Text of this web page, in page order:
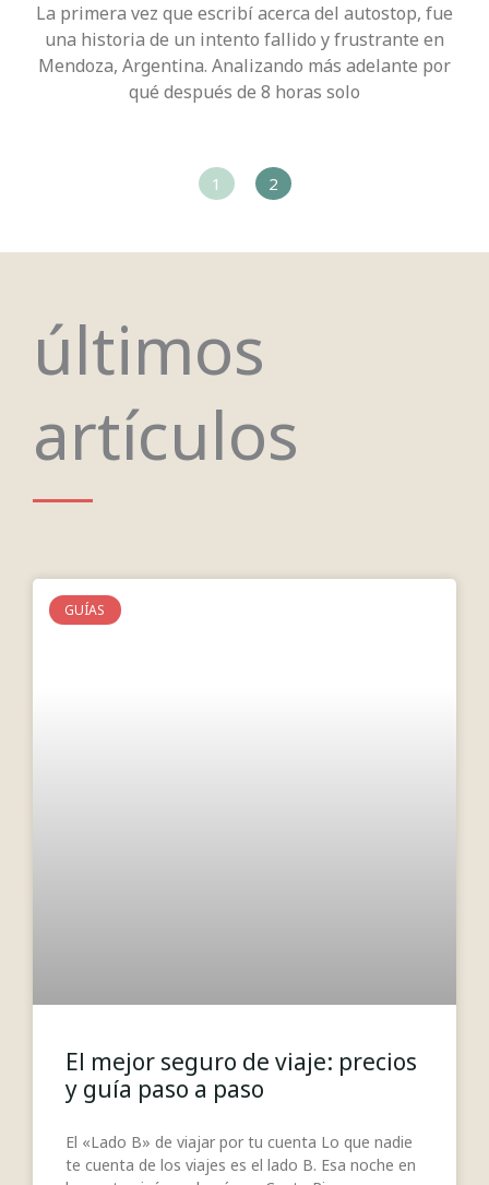
La primera vez que escribí acerca del autostop, fue
una historia de un intento fallido y frustrante en
Mendoza, Argentina. Analizando más adelante por
qué después de 8 horas solo
1 2
últimos
artículos
GUÍAS
El mejor seguro de viaje: precios
y guía paso a paso
El «Lado B» de viajar por tu cuenta Lo que nadie
te cuenta de los viajes es el lado B. Esa noche en